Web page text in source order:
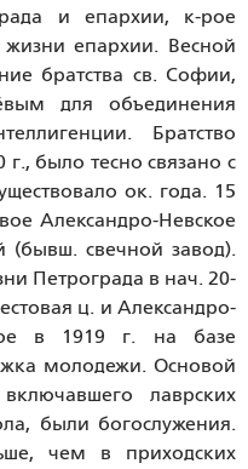
и епархии, к-рое
епархии. Весной
братства св. Софии,
для объединения
Братство
г., было тесно связано с
ок. года. 15
Александро-Невское
(бывш. свечной завод).
Петрограда в нач. 20-
ц. и Александро-
в 1919 г. на базе
молодежи. Основой
лаврских
были богослужения.
чем в приходских